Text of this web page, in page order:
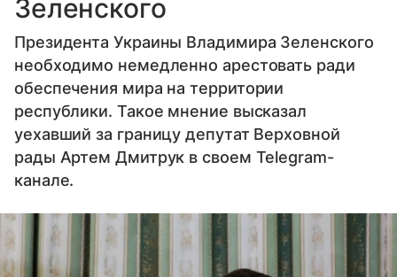
Зеленского
Президента Украины Владимира Зеленского
необходимо немедленно арестовать ради
обеспечения мира на территории
республики. Такое мнение высказал
уехавший за границу депутат Верховной
рады Артем Дмитрук в своем Telegram-
канале.